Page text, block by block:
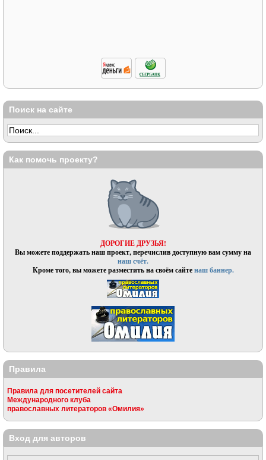
Поиск на сайте
Как помочь проекту?
ДОРОГИЕ ДРУЗЬЯ!
Вы можете поддержать наш проект, перечислив доступную вам сумму на
наш счёт.
Кроме того, вы можете разместить на своём сайтенаш баннер.
Правила
Правила для посетителей сайта
Международного клуба
православных литераторов «Омилия»
Вход для авторов